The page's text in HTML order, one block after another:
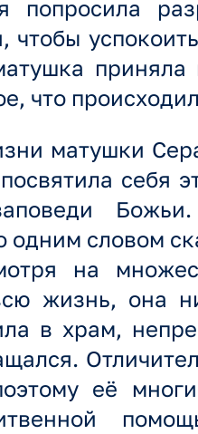
попросила
чтобы
что
матушки
себя
словом
на
жизнь, она
в храм,
её